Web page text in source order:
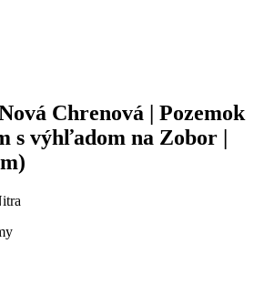
Chrenová | Pozemok
s výhľadom na Zobor |